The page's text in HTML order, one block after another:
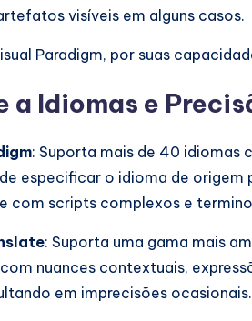
visíveis em alguns casos.
Paradigm, por suas
a Idiomas e
: Suporta mais de 40 idiomas
especificar o idioma de origem
com scripts complexos e
: Suporta uma gama mais
nuances contextuais,
em imprecisões ocasionais.